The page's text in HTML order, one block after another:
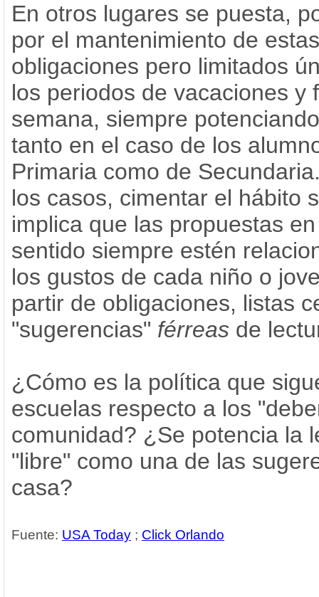
En otros lugares se puesta,
por el mantenimiento de estas
obligaciones pero limitados
los periodos de vacaciones y
semana, siempre
tanto en el caso de los
Primaria como de
los casos, cimentar el hábito
implica que las propuestas
sentido siempre estén
los gustos de cada niño o
partir de obligaciones, listas
"sugerencias" férreas de
¿Cómo es la política que
escuelas respecto a los
comunidad? ¿Se potencia la
"libre" como una de las
casa?
Fuente: USA Today ; Click Orlando